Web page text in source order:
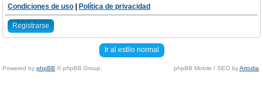
Condiciones de uso
Política de privacidad
Registrarse
Ir al estilo normal
Powered by phpBB © phpBB Group. phpBB Mobile / SEO byArtodia